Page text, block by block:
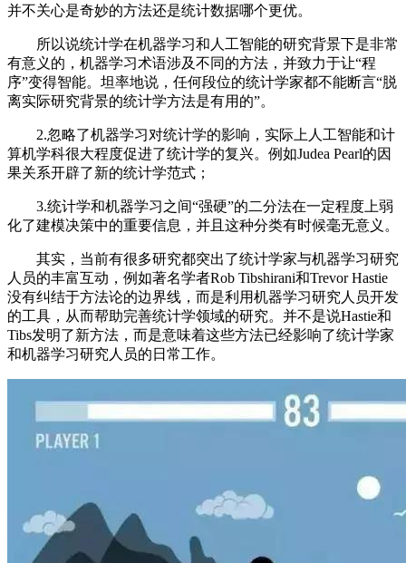
并不关心是奇妙的方法还是统计数据哪个更优。
所以说统计学在机器学习和人工智能的研究背景下是非常
有意义的，机器学习术语涉及不同的方法，并致力于让“程
序”变得智能。坦率地说，任何段位的统计学家都不能断言“脱
离实际研究背景的统计学方法是有用的”。
2.忽略了机器学习对统计学的影响，实际上人工智能和计
算机学科很大程度促进了统计学的复兴。例如Judea Pearl的因
果关系开辟了新的统计学范式；
3.统计学和机器学习之间“强硬”的二分法在一定程度上弱
化了建模决策中的重要信息，并且这种分类有时候毫无意义。
其实，当前有很多研究都突出了统计学家与机器学习研究
人员的丰富互动，例如著名学者Rob Tibshirani和Trevor Hastie
没有纠结于方法论的边界线，而是利用机器学习研究人员开发
的工具，从而帮助完善统计学领域的研究。并不是说Hastie和
Tibs发明了新方法，而是意味着这些方法已经影响了统计学家
和机器学习研究人员的日常工作。